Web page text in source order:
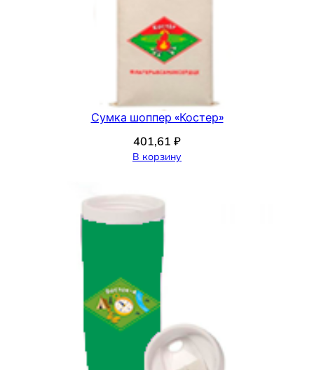
Сумка шоппер «Костер»
401,61 ₽
В корзину